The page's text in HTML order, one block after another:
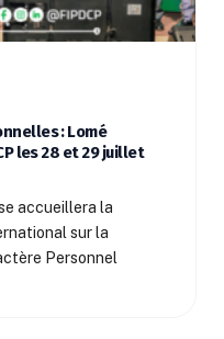
: Lomé
les 28 et 29 juillet
accueillera la
sur la
Personnel